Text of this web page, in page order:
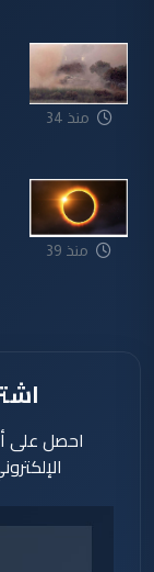
منذ 34
منذ 39
احصل على